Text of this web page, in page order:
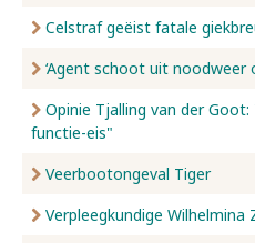
Celstraf geëist fatale
‘Agent schoot uit noodweer
Opinie Tjalling van der
functie-eis"
Veerbootongeval Tiger
Verpleegkundige Wilhelmina